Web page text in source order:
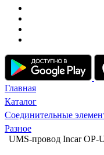
Главная
Каталог
Соединительные
Разное
UMS-провод Incar OP-